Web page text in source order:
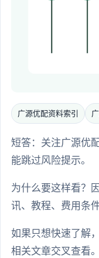
广源优配资料索引
短答：关注广源优
能跳过风险提示。
为什么要这样看？
讯、教程、费用条
如果只想快速了解
相关文章交叉查看。